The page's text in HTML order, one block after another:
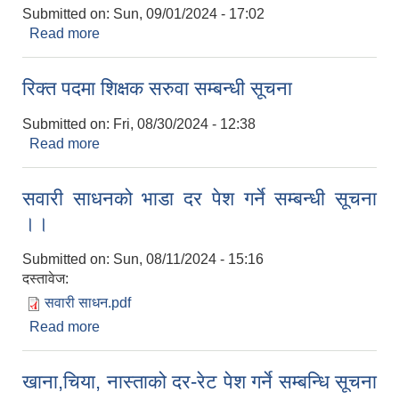
Submitted on: Sun, 09/01/2024 - 17:02
Read more
रिक्त पदमा शिक्षक सरुवा सम्बन्धी सूचना
Submitted on: Fri, 08/30/2024 - 12:38
Read more
सवारी साधनको भाडा दर पेश गर्ने सम्बन्धी सूचना
।।
Submitted on: Sun, 08/11/2024 - 15:16
दस्तावेज:
सवारी साधन.pdf
Read more
खाना,चिया, नास्ताको दर-रेट पेश गर्ने सम्बन्धि सूचना